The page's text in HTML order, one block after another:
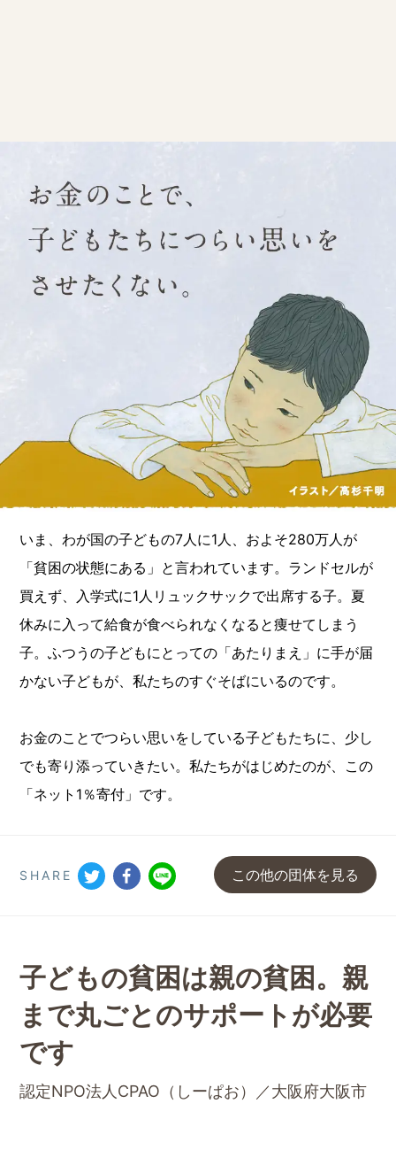
いま、わが国の子どもの7人に1人、およそ280万人が
「貧困の状態にある」と言われています。ランドセルが
買えず、入学式に1人リュックサックで出席する子。夏
休みに入って給食が食べられなくなると痩せてしまう
子。ふつうの子どもにとっての「あたりまえ」に手が届
かない子どもが、私たちのすぐそばにいるのです。
お金のことでつらい思いをしている子どもたちに、少し
でも寄り添っていきたい。私たちがはじめたのが、この
「ネット1％寄付」です。
SHARE この他の団体を見る
子どもの貧困は親の貧困。親
まで丸ごとのサポートが必要
です
認定NPO法人CPAO（しーぱお）／大阪府大阪市